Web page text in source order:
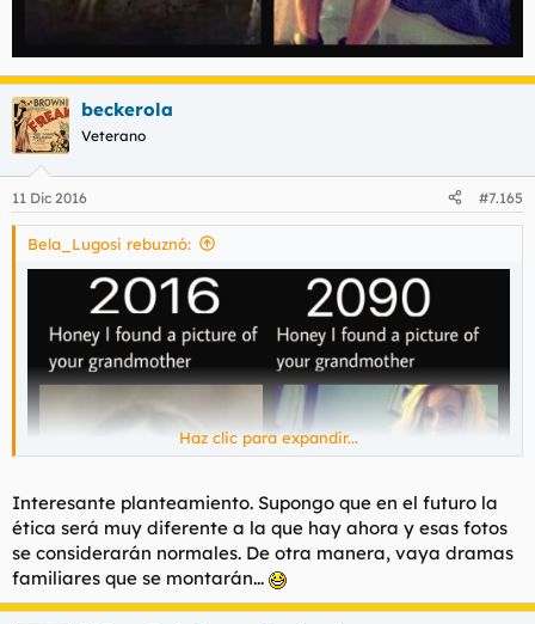
beckerola
Veterano
11 Dic 2016 #7.165
Bela_Lugosi rebuznó:
Haz clic para expandir...
Interesante planteamiento. Supongo que en el futuro la
ética será muy diferente a la que hay ahora y esas fotos
se considerarán normales. De otra manera, vaya dramas
familiares que se montarán...